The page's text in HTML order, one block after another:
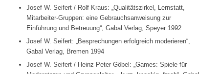
Josef W. Seifert / Rolf Kraus: „Qualitätszirkel, Lernstatt,
Mitarbeiter-Gruppen: eine Gebrauchsanweisung zur
Einführung und Betreuung“, Gabal Verlag, Speyer 1992
Josef W. Seifert: „Besprechungen erfolgreich moderieren“,
Gabal Verlag, Bremen 1994
Josef W. Seifert / Heinz-Peter Göbel: „Games: Spiele für